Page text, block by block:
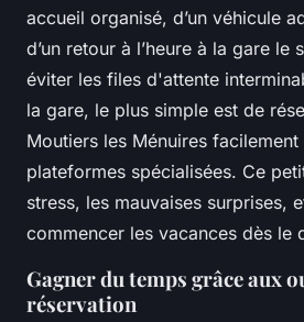
accueil organisé, d’un véhicule
d’un retour à l’heure à la gare le
éviter les files d'attente
la gare, le plus simple est de
Moutiers les Ménuires
plateformes spécialisées. Ce
stress, les mauvaises surprises,
commencer les vacances dès le
Gagner du temps grâce aux
réservation